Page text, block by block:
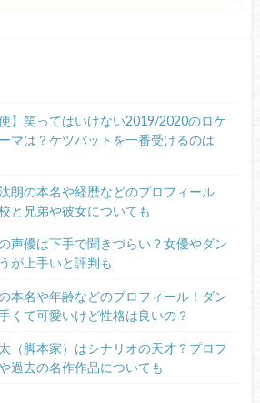
使】笑ってはいけない2019/2020のロケ
マは？ケツバットを一番受けるのは
朗の本名や経歴などのプロフィール
と兄弟や彼女についても
声優は下手で聞きづらい？女優やダン
が上手いと評判も
本名や年齢などのプロフィール！ダン
くて可愛いけど性格は良いの？
（脚本家）はシナリオの天才？プロフ
過去の名作作品についても